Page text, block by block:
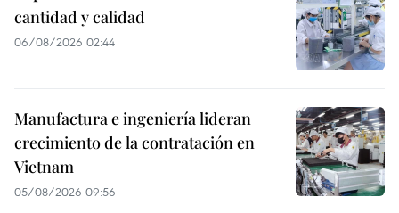
cantidad y calidad
06/08/2026 02:44
Manufactura e ingeniería lideran
crecimiento de la contratación en
Vietnam
05/08/2026 09:56